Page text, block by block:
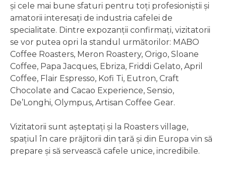
și cele mai bune sfaturi pentru toți profesioniștii și
amatorii interesați de industria cafelei de
specialitate. Dintre expozanții confirmați, vizitatorii
se vor putea opri la standul următorilor: MABO
Coffee Roasters, Meron Roastery, Origo, Sloane
Coffee, Papa Jacques, Ebriza, Friddi Gelato, April
Coffee, Flair Espresso, Kofi Ti, Eutron, Craft
Chocolate and Cacao Experience, Sensio,
De’Longhi, Olympus, Artisan Coffee Gear.
Vizitatorii sunt așteptați și la Roasters village,
spațiul în care prăjitorii din țară și din Europa vin să
prepare și să servească cafele unice, incredibile.